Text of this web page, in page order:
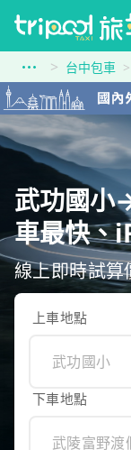
台中包車
武功國小
車最快、
線上即時試算
上車地點
下車地點